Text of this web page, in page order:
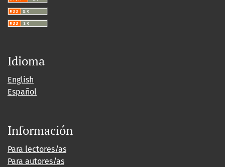
Idioma
English
Español
Información
Para lectores/as
Para autores/as